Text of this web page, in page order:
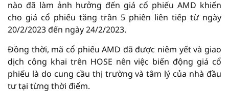
nào đã làm ảnh hưởng đến giá cổ phiếu AMD khiến
cho giá cổ phiếu tăng trần 5 phiên liên tiếp từ ngày
20/2/2023 đến ngày 24/2/2023.
Đồng thời, mã cổ phiếu AMD đã được niêm yết và giao
dịch công khai trên HOSE nên việc biến động giá cổ
phiếu là do cung cầu thị trường và tâm lý của nhà đầu
tư tại từng thời điểm.